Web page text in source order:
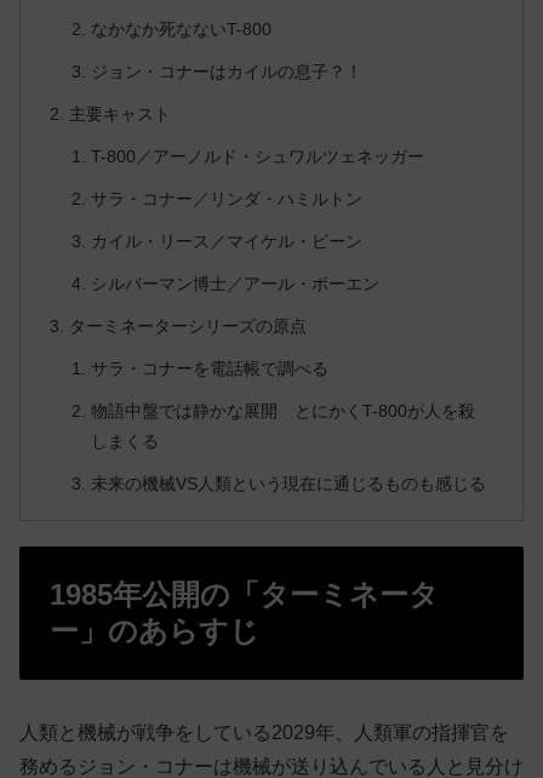
なかなか死なないT-800
ジョン・コナーはカイルの息子？！
主要キャスト
T-800／アーノルド・シュワルツェネッガー
サラ・コナー／リンダ・ハミルトン
カイル・リース／マイケル・ビーン
シルバーマン博士／アール・ボーエン
ターミネーターシリーズの原点
サラ・コナーを電話帳で調べる
物語中盤では静かな展開 とにかくT-800が人を殺
しまくる
未来の機械VS人類という現在に通じるものも感じる
1985年公開の「ターミネータ
ー」のあらすじ
人類と機械が戦争をしている2029年、人類軍の指揮官を
務めるジョン・コナーは機械が送り込んでいる人と見分け